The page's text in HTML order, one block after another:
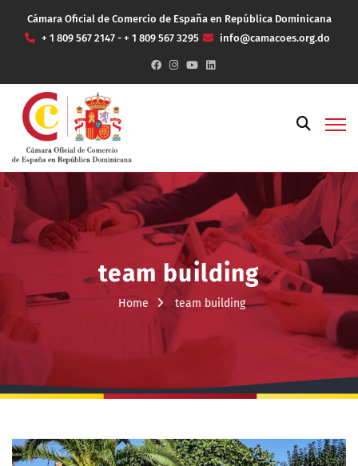
Cámara Oficial de Comercio de España en República Dominicana
+ 1 809 567 2147 - + 1 809 567 3295
info@camacoes.org.do
team building
Home team building